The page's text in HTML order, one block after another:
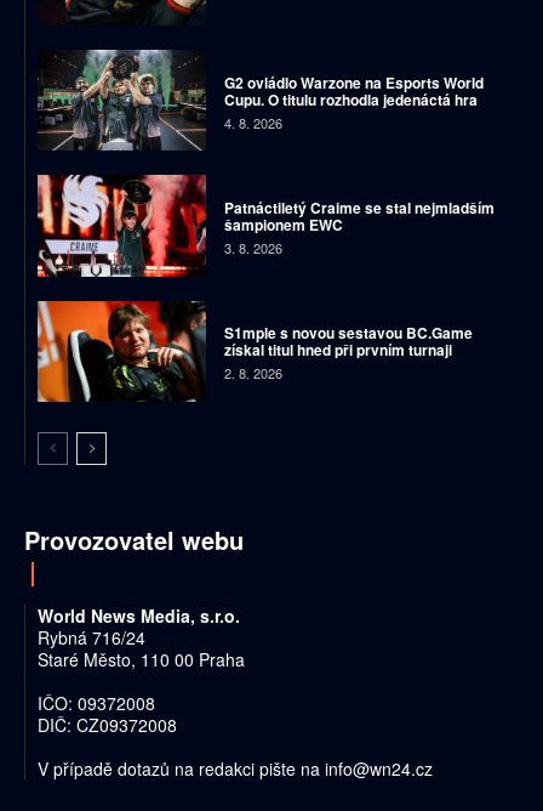
G2 ovládlo Warzone na Esports World
Cupu. O titulu rozhodla jedenáctá hra
4. 8. 2026
Patnáctiletý Craime se stal nejmladším
šampionem EWC
3. 8. 2026
S1mple s novou sestavou BC.Game
získal titul hned při prvním turnaji
2. 8. 2026
Provozovatel webu
World News Media, s.r.o.
Rybná 716/24
Staré Město, 110 00 Praha
IČO: 09372008
DIČ: CZ09372008
V případě dotazů na redakci pište na info@wn24.cz